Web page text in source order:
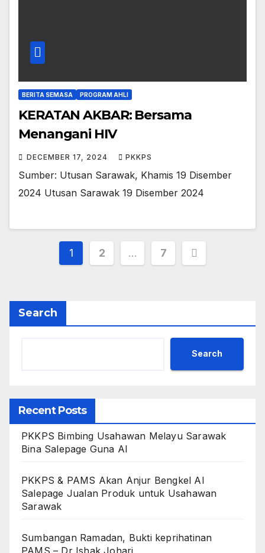
BERITA SEMASA PROGRAM AHLI
KERATAN AKBAR: Bersama
Menangani HIV
DECEMBER 17, 2024 PKKPS
Sumber: Utusan Sarawak, Khamis 19 Disember
2024 Utusan Sarawak 19 Disember 2024
Posts
1 2 … 7
Search
Search
Recent Posts
PKKPS Bimbing Usahawan Melayu Sarawak
Bina Salepage Guna AI
PKKPS & PAMS Akan Anjur Bengkel AI
Salepage Jualan Produk untuk Usahawan
Sarawak
Sumbangan Ramadan, Bukti keprihatinan
PAMS – Dr Ishak Johari